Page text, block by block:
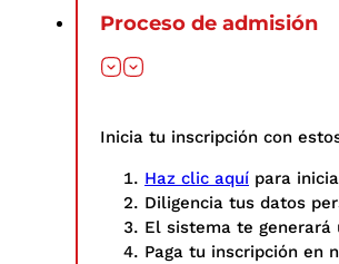
Proceso de admisión
Inicia tu inscripción con
Haz clic aquí para
Diligencia tus datos
El sistema te generará
Paga tu inscripción en